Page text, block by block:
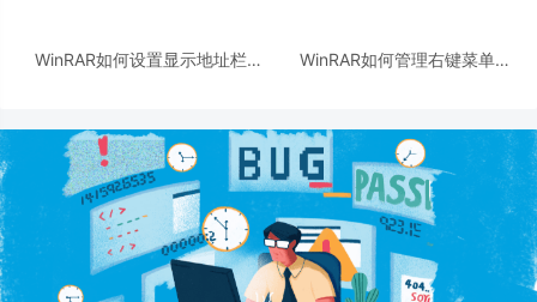
WinRAR如何设置显示地址栏
WinRAR如何管理右键菜单